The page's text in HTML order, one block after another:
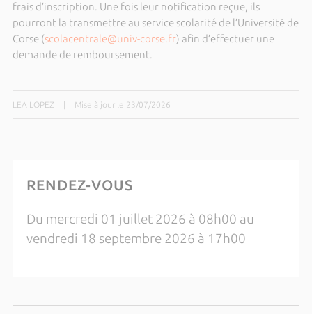
frais d’inscription. Une fois leur notification reçue, ils
pourront la transmettre au service scolarité de l’Université de
Corse (scolacentrale@univ-corse.fr) afin d’effectuer une
demande de remboursement.
LEA LOPEZ Mise à jour le 23/07/2026
RENDEZ-VOUS
Du mercredi 01 juillet 2026 à 08h00 au
vendredi 18 septembre 2026 à 17h00